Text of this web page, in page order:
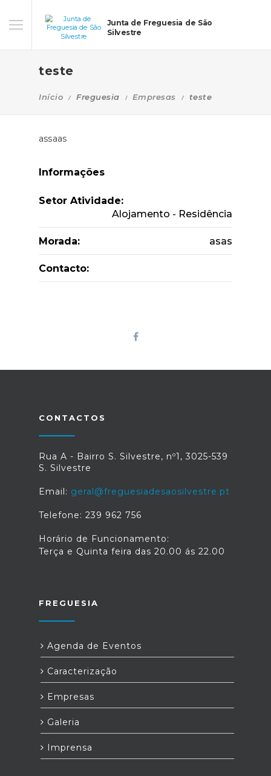
Junta de Freguesia de São
Silvestre
teste
Início Freguesia Empresas teste
assaas
Informações
Setor Atividade:
Alojamento - Residência
Morada: asas
Contacto:
CONTACTOS
Rua A - Bairro S. Silvestre, nº1, 3025-539
S. Silvestre
Email: geral@freguesiadesaosilvestre.pt
Telefone: 239 962 756
Horário de Funcionamento:
Terça e Quinta feira das 20.00 ás 22.00
FREGUESIA
Agenda de Eventos
Caracterização
Empresas
Galeria
Imprensa